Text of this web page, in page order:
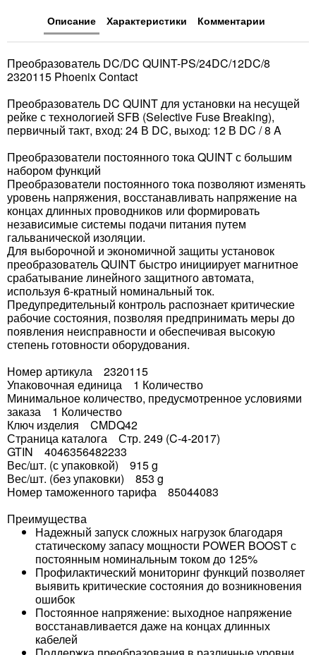
Описание Характеристики Комментарии
Преобразователь DC/DC QUINT-PS/24DC/12DC/8
2320115 Phoenix Contact
Преобразователь DC QUINT для установки на несущей
рейке с технологией SFB (Selective Fuse Breaking),
первичный такт, вход: 24 В DC, выход: 12 В DC / 8 A
Преобразователи постоянного тока QUINT с большим
набором функций
Преобразователи постоянного тока позволяют изменять
уровень напряжения, восстанавливать напряжение на
концах длинных проводников или формировать
независимые системы подачи питания путем
гальванической изоляции.
Для выборочной и экономичной защиты установок
преобразователь QUINT быстро инициирует магнитное
срабатывание линейного защитного автомата,
используя 6-кратный номинальный ток.
Предупредительный контроль распознает критические
рабочие состояния, позволяя предпринимать меры до
появления неисправности и обеспечивая высокую
степень готовности оборудования.
Номер артикула 2320115
Упаковочная единица 1 Количество
Минимальное количество, предусмотренное условиями
заказа 1 Количество
Ключ изделия CMDQ42
Страница каталога Стр. 249 (C-4-2017)
GTIN 4046356482233
Вес/шт. (с упаковкой) 915 g
Вес/шт. (без упаковки) 853 g
Номер таможенного тарифа 85044083
Преимущества
Надежный запуск сложных нагрузок благодаря
статическому запасу мощности POWER BOOST с
постоянным номинальным током до 125%
Профилактический мониторинг функций позволяет
выявить критические состояния до возникновения
ошибок
Постоянное напряжение: выходное напряжение
восстанавливается даже на концах длинных
кабелей